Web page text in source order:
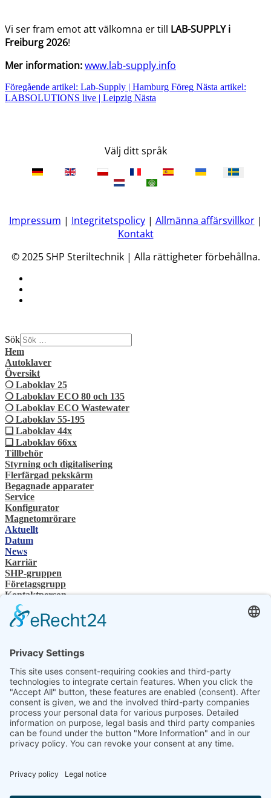
Vi ser fram emot att välkomna er till LAB-SUPPLY i
Freiburg 2026!
Mer information:www.lab-supply.info
Föregående artikel: Lab-Supply | Hamburg Föreg Nästa artikel:
LABSOLUTIONS live | Leipzig Nästa
Välj ditt språk
Impressum | Integritetspolicy| Allmänna affärsvillkor|
Kontakt
© 2025 SHP Steriltechnik | Alla rättigheter förbehållna.
Sök
Hem
Autoklaver
Översikt
❍ Laboklav 25
❍ Laboklav ECO 80 och 135
❍ Laboklav ECO Wastewater
❍ Laboklav 55-195
❏ Laboklav 44x
❏ Laboklav 66xx
Tillbehör
Styrning och digitalisering
Flerfärgad pekskärm
Begagnade apparater
Service
Konfigurator
Magnetomrörare
Aktuellt
Datum
News
Karriär
SHP-gruppen
Företagsgrupp
Kontaktperson
Kontakt
Återförsäljare
SHP Expertis
Konfigurator
Välj ditt språk
DE
EN
PL